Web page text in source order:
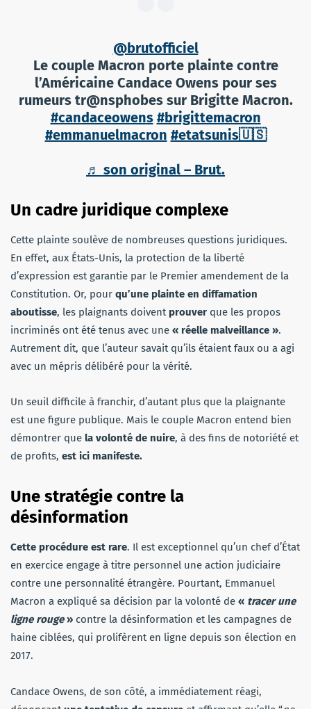
@brutofficiel
Le couple Macron porte plainte contre
l’Américaine Candace Owens pour ses
rumeurs tr@nsphobes sur Brigitte Macron.
#candaceowens #brigittemacron
#emmanuelmacron #etatsunis🇺🇸
♬ son original – Brut.
Un cadre juridique complexe
Cette plainte soulève de nombreuses questions juridiques.
En effet, aux États-Unis, la protection de la liberté
d’expression est garantie par le Premier amendement de la
Constitution. Or, pour qu’une plainte en diffamation
aboutisse, les plaignants doivent prouver que les propos
incriminés ont été tenus avec une « réelle malveillance ».
Autrement dit, que l’auteur savait qu’ils étaient faux ou a agi
avec un mépris délibéré pour la vérité.
Un seuil difficile à franchir, d’autant plus que la plaignante
est une figure publique. Mais le couple Macron entend bien
démontrer que la volonté de nuire, à des fins de notoriété et
de profits, est ici manifeste.
Une stratégie contre la
désinformation
Cette procédure est rare. Il est exceptionnel qu’un chef d’État
en exercice engage à titre personnel une action judiciaire
contre une personnalité étrangère. Pourtant, Emmanuel
Macron a expliqué sa décision par la volonté de « tracer une
ligne rouge» contre la désinformation et les campagnes de
haine ciblées, qui prolifèrent en ligne depuis son élection en
2017.
Candace Owens, de son côté, a immédiatement réagi,